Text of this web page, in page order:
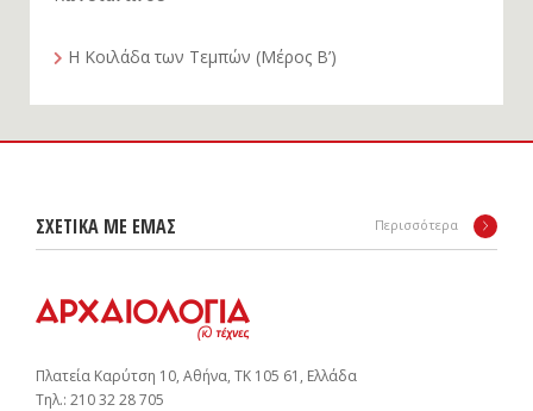
Η Κοιλάδα των Τεμπών (Μέρος Β’)
ΣΧΕΤΙΚΑ ΜΕ ΕΜΑΣ Περισσότερα
Πλατεία Καρύτση 10, Αθήνα, ΤΚ 105 61, Ελλάδα
Tηλ.: 210 32 28 705